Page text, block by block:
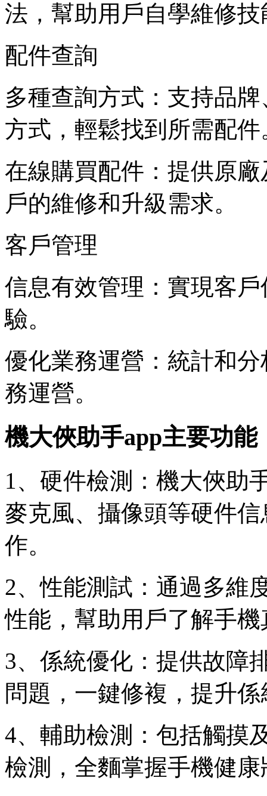
法，幫助用戶自學維修技
配件查詢
多種查詢方式：支持品
方式，輕鬆找到所需配件
在線購買配件：提供原
戶的維修和升級需求。
客戶管理
信息有效管理：實現客
驗。
優化業務運營：統計和
務運營。
機大俠助手app主要功能
1、硬件檢測：機大俠助
麥克風、攝像頭等硬件
作。
2、性能測試：通過多維
性能，幫助用戶了解手
3、係統優化：提供故障
問題，一鍵修複，提升
4、輔助檢測：包括觸摸
檢測，全麵掌握手機健康